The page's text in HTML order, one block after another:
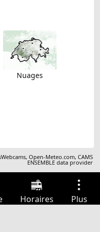
Nuages
,Open-Meteo.com,CAMS
ENSEMBLE data provider
Horaires Plus